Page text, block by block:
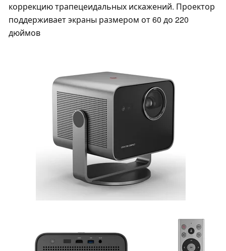
коррекцию трапецеидальных искажений. Проектор
поддерживает экраны размером от 60 до 220
дюймов